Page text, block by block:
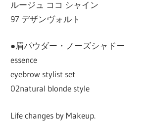
ルージュ ココ シャイン
97 デザンヴォルト
●眉パウダー・ノーズシャドー
essence
eyebrow stylist set
02natural blonde style
Life changes by Makeup.